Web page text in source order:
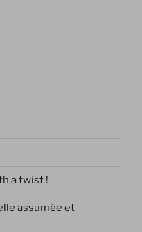
a twist !
assumée et